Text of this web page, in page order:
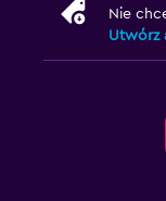
Nie
Utwórz